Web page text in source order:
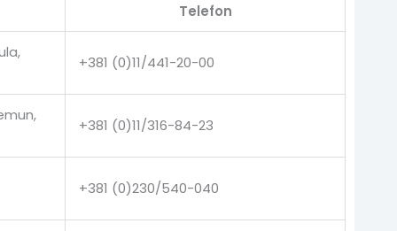
Telefon
+381 (0)11/441-20-00
+381 (0)11/316-84-23
+381 (0)230/540-040